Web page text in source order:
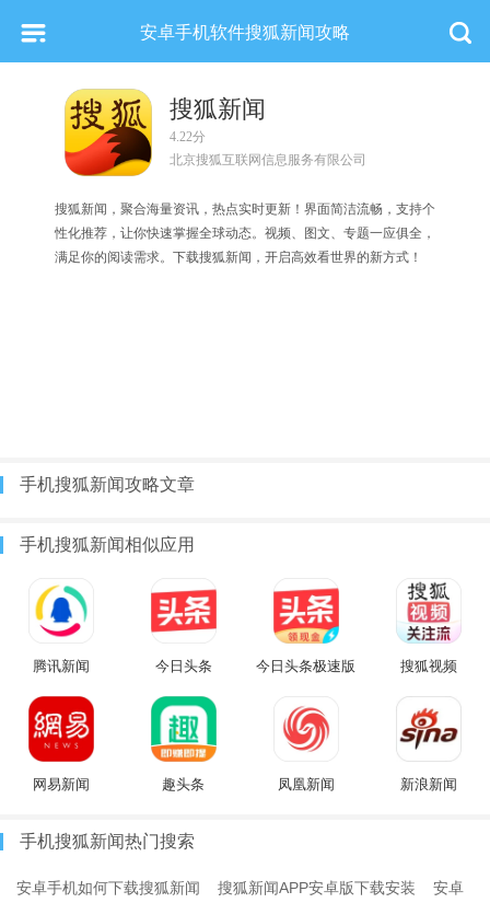
安卓手机软件搜狐新闻攻略
搜狐新闻
4.22分
北京搜狐互联网信息服务有限公司
搜狐新闻，聚合海量资讯，热点实时更新！界面简洁流畅，支持个
性化推荐，让你快速掌握全球动态。视频、图文、专题一应俱全，
满足你的阅读需求。下载搜狐新闻，开启高效看世界的新方式！
手机搜狐新闻攻略文章
手机搜狐新闻相似应用
腾讯新闻 今日头条 今日头条极速版 搜狐视频
网易新闻 趣头条 凤凰新闻 新浪新闻
手机搜狐新闻热门搜索
安卓手机如何下载搜狐新闻 搜狐新闻APP安卓版下载安装
安卓